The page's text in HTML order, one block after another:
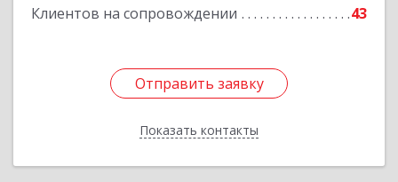
Клиентов на сопровождении 43
Отправить заявку
Показать контакты
Отправить заявку
Назад